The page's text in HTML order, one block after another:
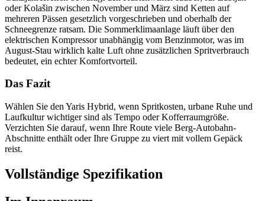
oder Kolašin zwischen November und März sind Ketten auf
mehreren Pässen gesetzlich vorgeschrieben und oberhalb der
Schneegrenze ratsam. Die Sommerklimaanlage läuft über den
elektrischen Kompressor unabhängig vom Benzinmotor, was im
August-Stau wirklich kalte Luft ohne zusätzlichen Spritverbrauch
bedeutet, ein echter Komfortvorteil.
Das Fazit
Wählen Sie den Yaris Hybrid, wenn Spritkosten, urbane Ruhe und
Laufkultur wichtiger sind als Tempo oder Kofferraumgröße.
Verzichten Sie darauf, wenn Ihre Route viele Berg-Autobahn-
Abschnitte enthält oder Ihre Gruppe zu viert mit vollem Gepäck
reist.
Vollständige Spezifikation